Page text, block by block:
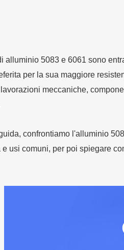
alluminio 5083 e 6061 sono
per la sua maggiore
meccaniche,
confrontiamo l'alluminio
usi comuni, per poi spiegare